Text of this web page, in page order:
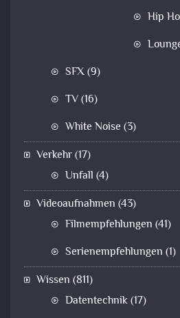
Hip
SFX(9)
TV(16)
White Noise (3)
Verkehr(17)
Unfall (4)
Videoaufnahmen (43)
Filmempfehlungen (41)
Serienempfehlungen (1)
Wissen (811)
Datentechnik(17)